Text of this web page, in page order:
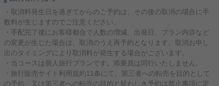
・取消料発生日を過ぎてからのご予約は、その後の取消の場合に手
数料が生じますのでご注意ください。
・手配完了後にお客様都合で人数の増減、出発日、プラン内容など
の変更が生じた場合は、取消のうえ再予約となります。取消お申し
出のタイミングにより取消料が発生する場合がございます。
・当コースは個人旅行プランです。添乗員は同行いたしません。
・旅行販売サイト利用規約11条にて、第三者への転売を目的として
の予約、又は第三者への転売の目的と疑わしき予約は禁止事項に定